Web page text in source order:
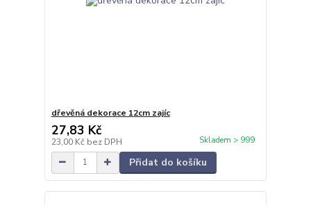
dřevěná dekorace 12cm zajíc
27,83 Kč
23,00 Kč bez DPH Skladem > 999
Přidat do košíku